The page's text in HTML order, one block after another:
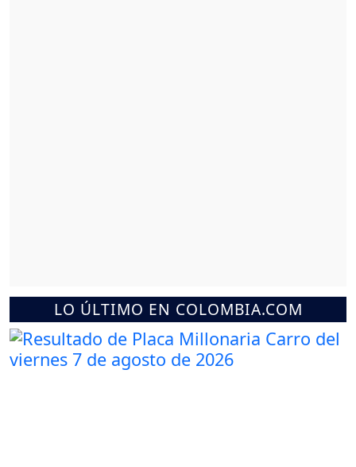
LO ÚLTIMO EN COLOMBIA.COM